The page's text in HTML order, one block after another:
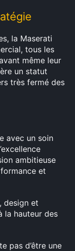
la Maserati
tous les
même leur
un statut
très fermé des
avec un soin
ambitieuse
et
design et
la hauteur des
pas d’être une